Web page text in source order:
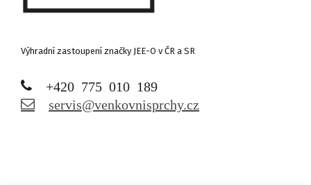
Výhradní zastoupení značky JEE-O v ČR a SR
+420 775 010 189
servis@venkovnisprchy.cz